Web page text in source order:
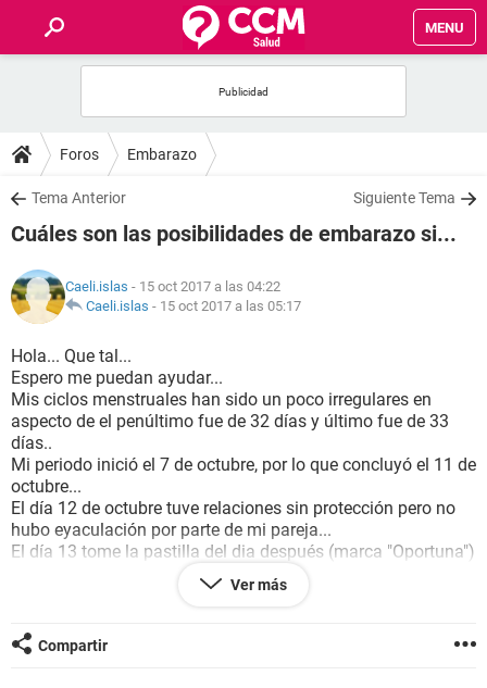
MENU
FOROS
SALUD
NUTRICIÓN
BIENESTAR
SEXUALIDAD
GLOSARIO
Foros Embarazo
Tema Anterior Siguiente Tema
Cuáles son las posibilidades de embarazo si...
Caeli.islas - 15 oct 2017 a las 04:22
Caeli.islas - 15 oct 2017 a las 05:17
Hola... Que tal...
Espero me puedan ayudar...
Mis ciclos menstruales han sido un poco irregulares en
aspecto de el penúltimo fue de 32 días y último fue de 33
días..
Mi periodo inició el 7 de octubre, por lo que concluyó el 11 de
octubre...
El día 12 de octubre tuve relaciones sin protección pero no
hubo eyaculación por parte de mi pareja...
El día 13 tome la pastilla del dia después (marca "Oportuna")
-¿Hay posibilidades de embarazo?
16 para prevenir aun mas un embarazo o comenzar a
cuidarme?
Ver más
Compartir